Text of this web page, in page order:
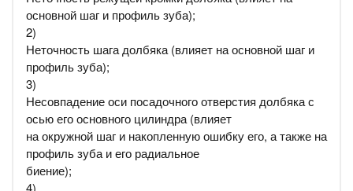
основной шаг и профиль зуба);
2)
Неточность шага долбяка (влияет на основной шаг и
профиль зуба);
3)
Несовпадение оси посадочного отверстия долбяка с
осью его основного цилиндра (влияет
на окружной шаг и накопленную ошибку его, а также на
профиль зуба и его радиальное
биение);
4)